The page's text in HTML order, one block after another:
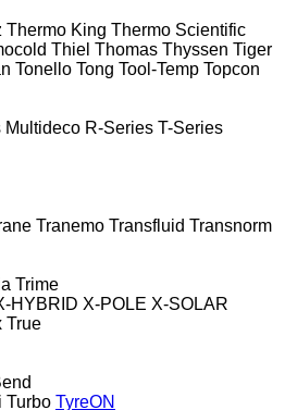
Thermo King Thermo Scientific
Thiel Thomas Thyssen Tiger
Tonello Tong Tool-Temp Topcon
Multideco R-Series T-Series
Tranemo Transfluid Transnorm
Trime
HYBRID X-POLE X-SOLAR
True
Turbo TyreON